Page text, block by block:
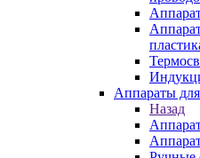
Аппараты
Назад